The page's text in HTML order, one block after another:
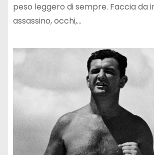
peso leggero di sempre. Faccia da
assassino, occhi,…